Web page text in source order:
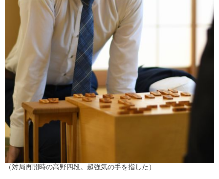
（対局再開時の高野四段。超強気の手を指した）